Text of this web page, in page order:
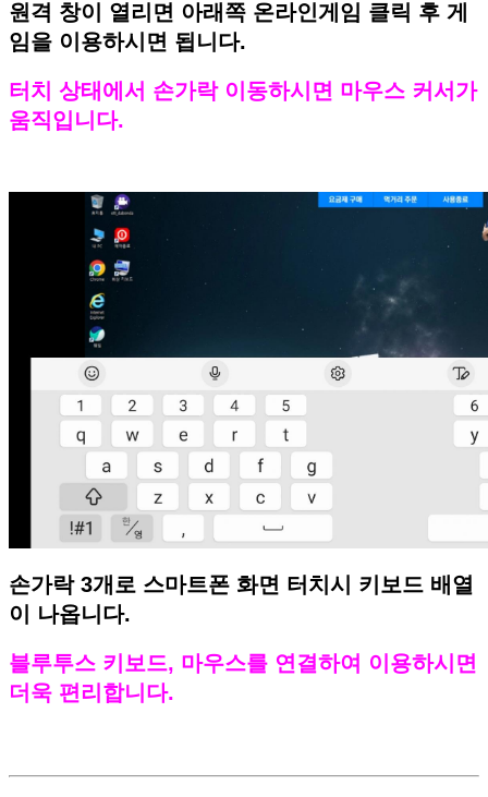
원격 창이 열리면 아래쪽 온라인게임 클릭 후 게
임을 이용하시면 됩니다.
터치 상태에서 손가락 이동하시면 마우스 커서가
움직입니다.
손가락 3개로 스마트폰 화면 터치시 키보드 배열
이 나옵니다.
블루투스 키보드, 마우스를 연결하여 이용하시면
더욱 편리합니다.